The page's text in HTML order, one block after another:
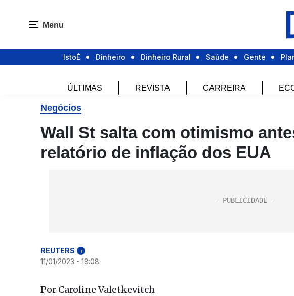
Menu
IstoÉ Dinheiro Dinheiro Rural Saúde Gente
ÚLTIMAS REVISTA CARREIRA
Negócios
Wall St salta com otimismo
relatório de inflação dos EUA
REUTERS i
11/01/2023 - 18:08
Por Caroline Valetkevitch